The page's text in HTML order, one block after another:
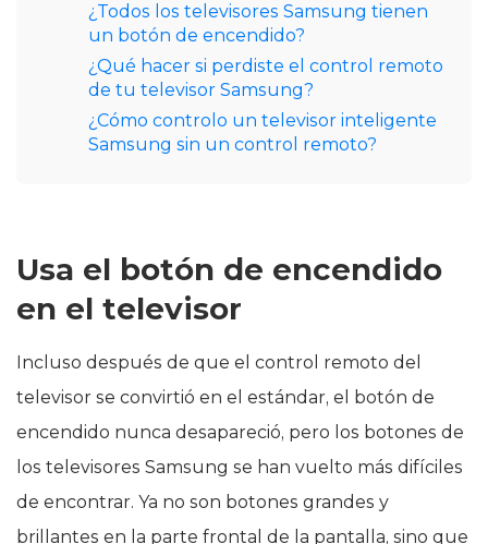
¿Todos los televisores Samsung tienen
un botón de encendido?
¿Qué hacer si perdiste el control remoto
de tu televisor Samsung?
¿Cómo controlo un televisor inteligente
Samsung sin un control remoto?
Usa el botón de encendido
en el televisor
Incluso después de que el control remoto del
televisor se convirtió en el estándar, el botón de
encendido nunca desapareció, pero los botones de
los televisores Samsung se han vuelto más difíciles
de encontrar. Ya no son botones grandes y
brillantes en la parte frontal de la pantalla, sino que